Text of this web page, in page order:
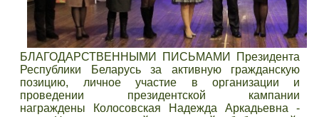
БЛАГОДАРСТВЕННЫМИ ПИСЬМАМИ Президента
Республики Беларусь за активную гражданскую
позицию, личное участие в организации и
проведении президентской кампании
награждены Колосовская Надежда Аркадьевна -